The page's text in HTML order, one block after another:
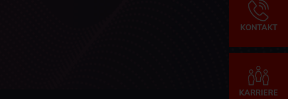
KONTAKT
KARRIERE